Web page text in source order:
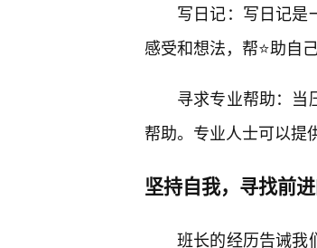
写日记：写日记是
感受和想法，帮⭐助自
寻求专业帮助：当
帮助。专业人士可以提
坚持自我，寻找前
班长的经历告诫我